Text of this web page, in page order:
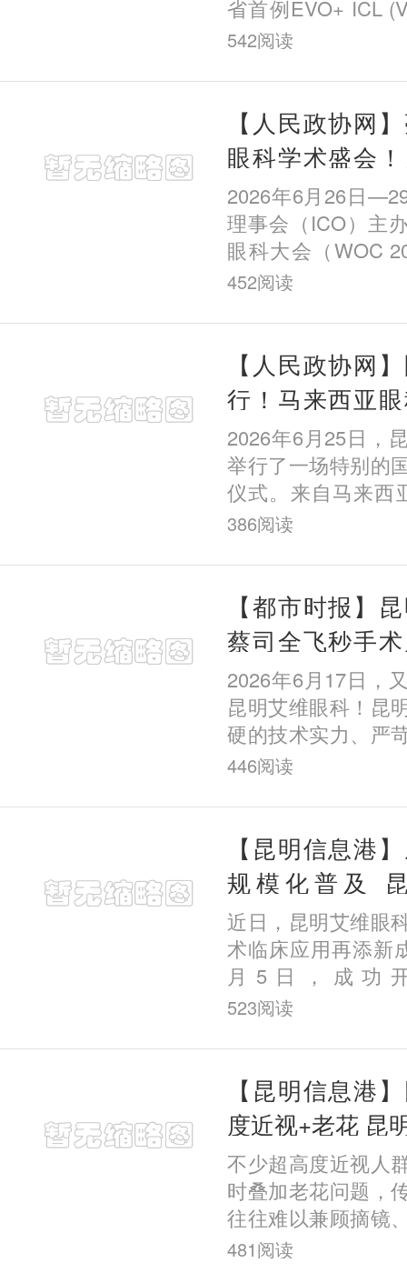
省首例EVO+ ICL
手术以来，该院
科机构之一。 从
542阅读
【人民政协网
眼科学术盛会
董艳秋医生受
世界眼科大会
2026年6月26日
理事会（ICO）主
眼科大会（WOC
至29日在捷克共
Ophthalmology
国际眼
452阅读
【人民政协网
行！马来西亚
习，昆明艾维
担任培训导师
2026年6月25日，
举行了一场特别的
仪式。来自马来西
Bin Hoo正式入驻
来该院求学
386阅读
【都市时报】
蔡司全飞秒手
暑期摘镜有保障
2026年6月17日，
昆明艾维眼科！昆
硬的技术实力、严
善的诊疗体系与丰
发的“
446阅读
【昆明信息港
规模化普及
EVO+ ICL(V5)
例
近日，昆明艾维眼
术临床应用再添新
月5日，成功
EVO+ICL(V5)晶体
为全国率先实现这
523阅读
【昆明信息港
度近视+老花 昆
菲成功完成一例
不少超高度近视人
时叠加老花问题，
往往难以兼顾摘镜
需求。近日，在昆
481阅读